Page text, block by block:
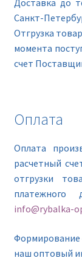
Санкт-
Отгрузка
момента
счет
Оплата
Оплата
расчетный
отгрузки
платежного
info@rybalka-
Формирование
наш оптовый